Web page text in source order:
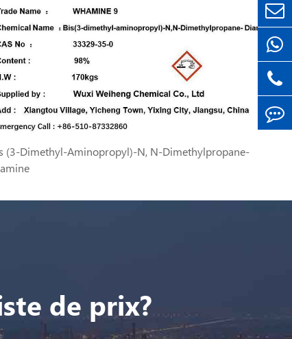
(3-Dimethyl-Aminopropyl)-N, N-Dimethylpropane-
de prix?